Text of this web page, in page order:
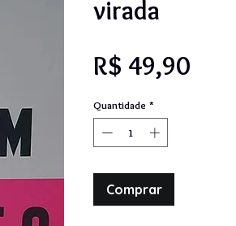
virada
R$ 49,90Preço
Quantidade *
Comprar